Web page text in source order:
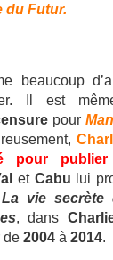
du Futur.
beaucoup
Il est
pour
pour publier
et Cabu lui
La vie secrète
, dans
de 2004 à 2014.